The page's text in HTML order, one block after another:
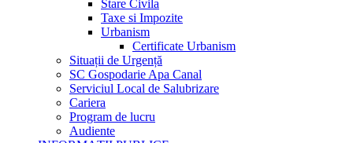
Stare Civila
Taxe si Impozite
Urbanism
Certificate Urbanism
Situații de Urgență
SC Gospodarie Apa Canal
Serviciul Local de Salubrizare
Cariera
Program de lucru
Audiente